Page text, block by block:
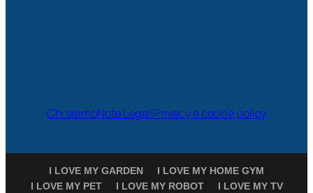
Chi siamoNote LegaliPrivacy e cookie policy
I LOVE MY GARDEN
I LOVE MY HOME GYM
I LOVE MY PET
I LOVE MY ROBOT I LOVE MY TV